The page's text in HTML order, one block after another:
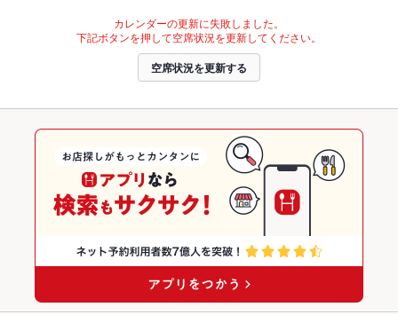
カレンダーの更新に失敗しました。
下記ボタンを押して空席状況を更新してください。
空席状況を更新する